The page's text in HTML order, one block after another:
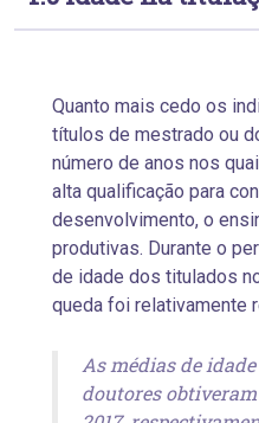
Quanto mais cedo os
títulos de mestrado ou
número de anos nos
alta qualificação para
desenvolvimento, o
produtivas. Durante o
de idade dos titulados
queda foi relativamente
As médias de
doutores